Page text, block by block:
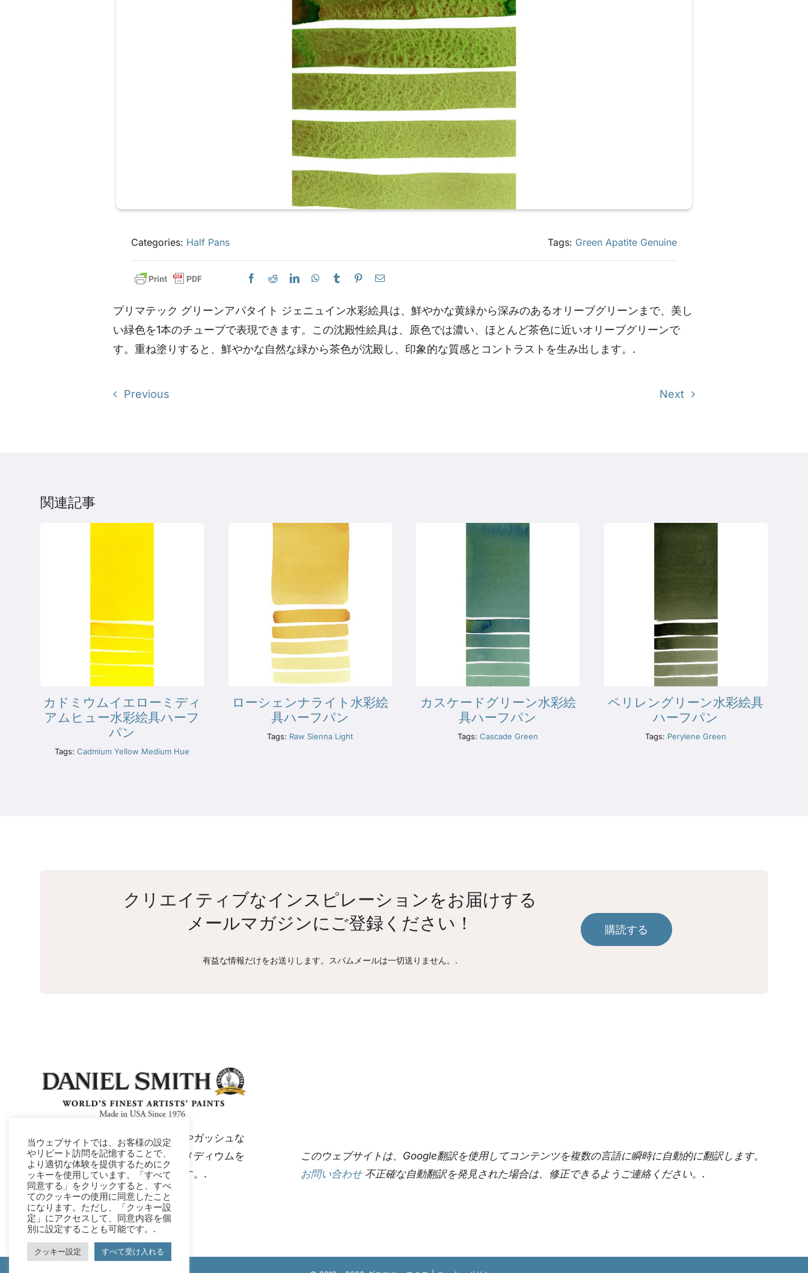
Categories: Half Pans Tags: Green Apatite Genuine
プリマテック グリーンアパタイト ジェニュイン水彩絵具は、鮮やかな黄緑から深みのあるオリーブグリーンまで、美し
い緑色を1本のチューブで表現できます。この沈殿性絵具は、原色では濃い、ほとんど茶色に近いオリーブグリーンで
す。重ね塗りすると、鮮やかな自然な緑から茶色が沈殿し、印象的な質感とコントラストを生み出します。.
Previous Next
関連記事
カドミウムイエローミディ
アムヒュー水彩絵具ハーフ
パン
Tags:Cadmium Yellow Medium Hue
ローシェンナライト水彩絵
具ハーフパン
Tags: Raw Sienna Light
カスケードグリーン水彩絵
具ハーフパン
Tags:Cascade Green
ペリレングリーン水彩絵具
ハーフパン
Tags: Perylene Green
クリエイティブなインスピレーションをお届けする
メールマガジンにご登録ください！
有益な情報だけをお送りします。スパムメールは一切送りません。.
購読する
ダニエル・スミスは、水彩絵具やガッシュな
ど、アーティスト品質の絵具やメディウムを
製造する世界有数のメーカーです。.
このウェブサイトは、Google翻訳を使用してコンテンツを複数の言語に瞬時に自動的に翻訳します。
お問い合わせ不正確な自動翻訳を発見された場合は、修正できるようご連絡ください。.
当ウェブサイトでは、お客様の設定
やリピート訪問を記憶することで、
より適切な体験を提供するためにク
ッキーを使用しています。「すべて
同意する」をクリックすると、すべ
てのクッキーの使用に同意したこと
になります。ただし、「クッキー設
定」にアクセスして、同意内容を個
別に設定することも可能です。.
クッキー設定 すべて受け入れる